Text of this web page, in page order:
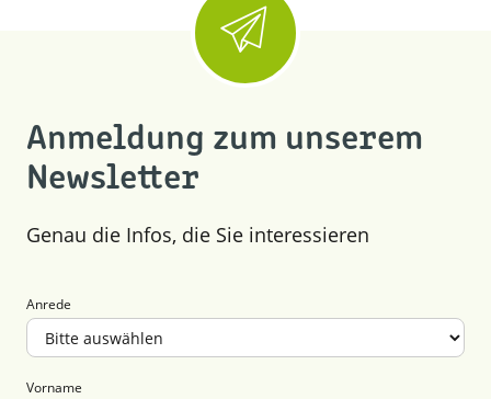
Anmeldung zum unserem
Newsletter
Genau die Infos, die Sie interessieren
Anrede
Vorname